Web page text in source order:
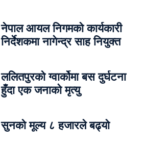
नेपाल आयल निगमको कार्यकारी
निर्देशकमा नागेन्द्र साह नियुक्त
ललितपुरको ग्वार्कोमा बस दुर्घटना
हुँदा एक जनाको मृत्यु
सुनको मूल्य ८ हजारले बढ्यो